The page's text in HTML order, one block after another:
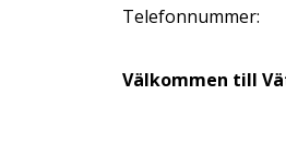
Telefonnummer:
Välkommen till